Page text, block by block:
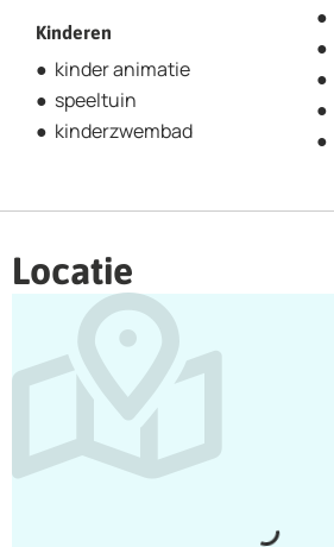
Kinderen
kinder animatie
speeltuin
kinderzwembad
Locatie